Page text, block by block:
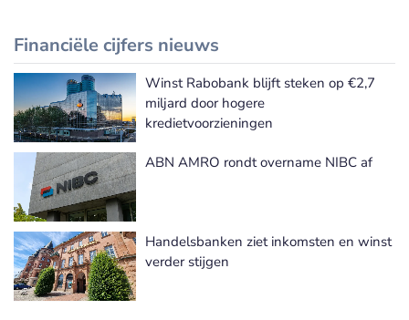
Financiële cijfers nieuws
Meer Financiële cijfers nieuws
Winst Rabobank blijft steken op €2,7
miljard door hogere
kredietvoorzieningen
ABN AMRO rondt overname NIBC af
Handelsbanken ziet inkomsten en winst
verder stijgen